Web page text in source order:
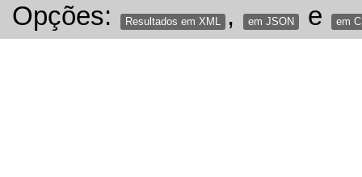
Opções: Resultados em XML , em JSON e em